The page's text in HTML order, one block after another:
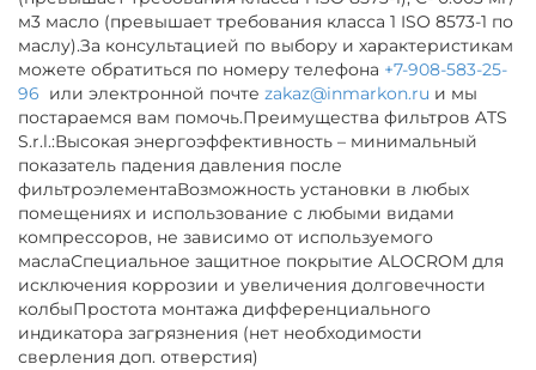
м3 масло (превышает требования класса 1 ISO 8573-1 по
маслу).За консультацией по выбору и характеристикам
можете обратиться по номеру телефона +7-908-583-25-
96 или электронной почтеzakaz@inmarkon.ru и мы
постараемся вам помочь.Преимущества фильтров ATS
S.r.l.:Высокая энергоэффективность – минимальный
показатель падения давления после
фильтроэлементаВозможность установки в любых
помещениях и использование с любыми видами
компрессоров, не зависимо от используемого
маслаСпециальное защитное покрытие ALOCROM для
исключения коррозии и увеличения долговечности
колбыПростота монтажа дифференциального
индикатора загрязнения (нет необходимости
сверления доп. отверстия)